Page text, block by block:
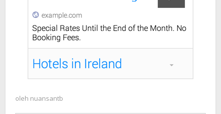
oleh nuansantb